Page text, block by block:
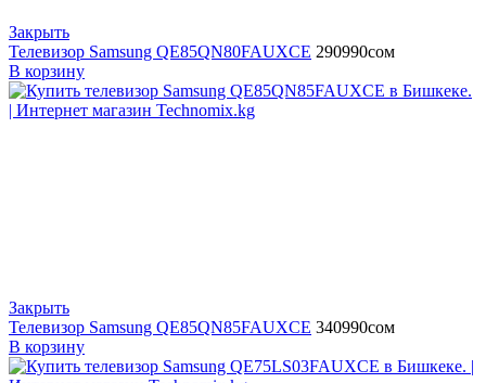
Закрыть
Телевизор Samsung QE85QN80FAUXCE 290990сом
В корзину
Закрыть
Телевизор Samsung QE85QN85FAUXCE 340990сом
В корзину